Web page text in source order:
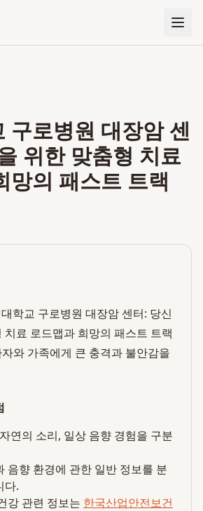
구로병원 대장암 센
위한 맞춤형 치료
망의 패스트 트랙
학교 구로병원 대장암 센터: 당신
치료 로드맵과 희망의 패스트 트랙
와 가족에게 큰 충격과 불안감을
연의 소리, 일상 음향 경험을 구분
음향 환경에 관한 일반 정보를 분
다.
강 관련 정보는 한국산업안전보건